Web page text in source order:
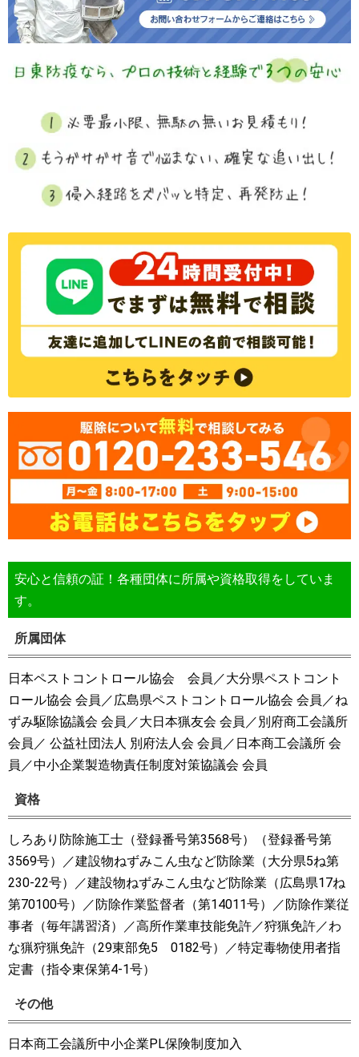
安心と信頼の証！各種団体に所属や資格取得をしていま
す。
所属団体
日本ペストコントロール協会 会員／大分県ペストコント
ロール協会 会員／広島県ペストコントロール協会 会員／ね
ずみ駆除協議会 会員／大日本猟友会 会員／別府商工会議所
会員／ 公益社団法人 別府法人会 会員／日本商工会議所 会
員／中小企業製造物責任制度対策協議会 会員
資格
しろあり防除施工士（登録番号第3568号）（登録番号第
3569号）／建設物ねずみこん虫など防除業（大分県5ね第
230-22号）／建設物ねずみこん虫など防除業（広島県17ね
第70100号）／防除作業監督者（第14011号）／防除作業従
事者（毎年講習済）／高所作業車技能免許／狩猟免許／わ
な猟狩猟免許（29東部免5 0182号）／特定毒物使用者指
定書（指令東保第4-1号）
その他
日本商工会議所中小企業PL保険制度加入